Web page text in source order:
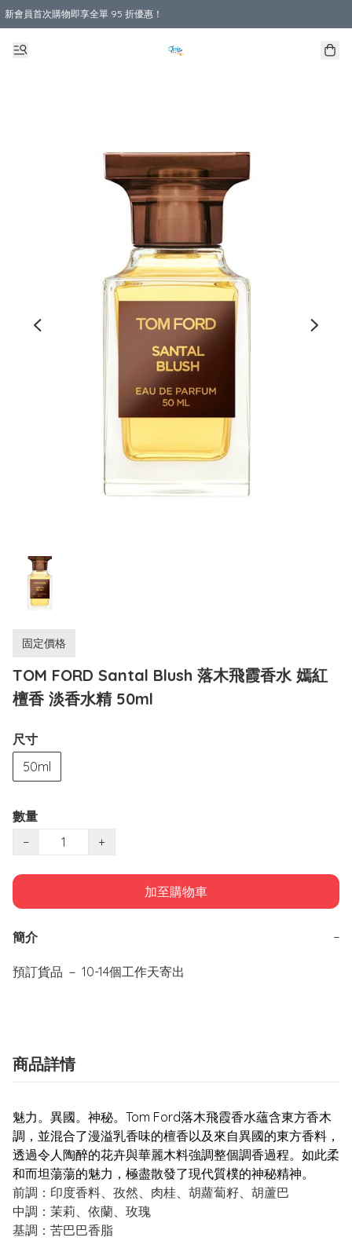
新會員首次購物即享全單 95 折優惠！
購物滿 HKD 800.00即享免運費優惠！（適用於 本地送貨、本地取貨 )
固定價格
TOM FORD Santal Blush 落木飛霞香水 嫣紅
檀香 淡香水精 50ml
尺寸
50ml
數量
−
+
加至購物車
簡介 −
預訂貨品 － 10-14個工作天寄出
商品詳情
魅力。異國。神秘。Tom Ford落木飛霞香水蘊含東方香木
調，並混合了漫溢乳香味的檀香以及來自異國的東方香料，
透過令人陶醉的花卉與華麗木料強調整個調香過程。如此柔
和而坦蕩蕩的魅力，極盡散發了現代質樸的神秘精神。
前調：印度香料、孜然、肉桂、胡蘿蔔籽、胡蘆巴
中調：茉莉、依蘭、玫瑰
基調：苦巴巴香脂